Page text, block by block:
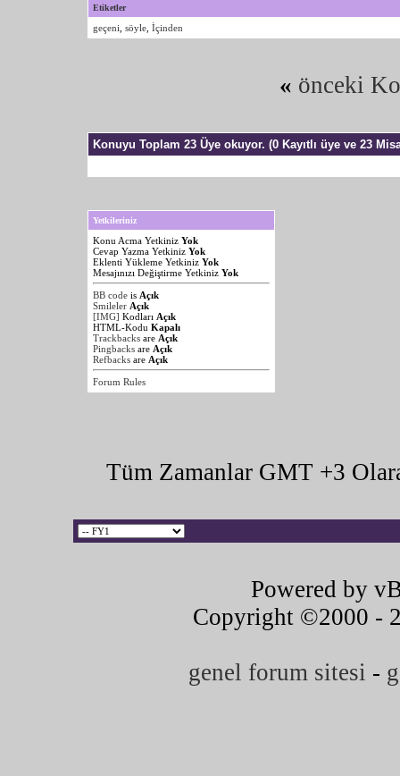
Etiketler
geçeni söyle İçinden
« önceki
Konuyu Toplam 23 Üye okuyor. (0 Kayıtlı üye ve 23
Yetkileriniz
Konu Acma Yetkiniz Yok
Cevap Yazma Yetkiniz Yok
Eklenti Yükleme Yetkiniz Yok
Mesajınızı Değiştirme Yetkiniz Yok
BB code is Açık
Smileler Açık
[IMG] Kodları Açık
HTML-Kodu Kapalı
Trackbacks are Açık
Pingbacks are Açık
Refbacks are Açık
Forum Rules
Tüm Zamanlar GMT +3
Powered by
Copyright ©2000 -
genel forum sitesi -